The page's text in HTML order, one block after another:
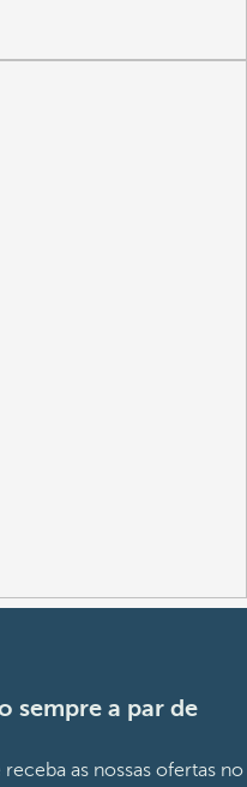
sempre a par de
as nossas ofertas no